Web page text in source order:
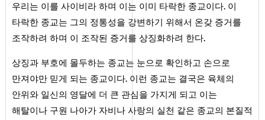
우리는 이를 사이비라 하며 이는 이미 타락한 종교이다. 이
타락한 종교는 그의 정통성을 강변하기 위해서 온갖 증거를
조작하려 하며 이 조작된 증거를 상징화하려 한다.
상징과 부호에 몰두하는 종교는 눈으로 확인하고 손으로
만져야만 믿게 되는 종교이다. 이런 종교는 결국은 육체의
안위와 일신의 영달에 더 큰 관심을 가지게 되고 이는
해탈이나 구원 나아가 자비나 사랑의 실천 같은 종교의 본질적